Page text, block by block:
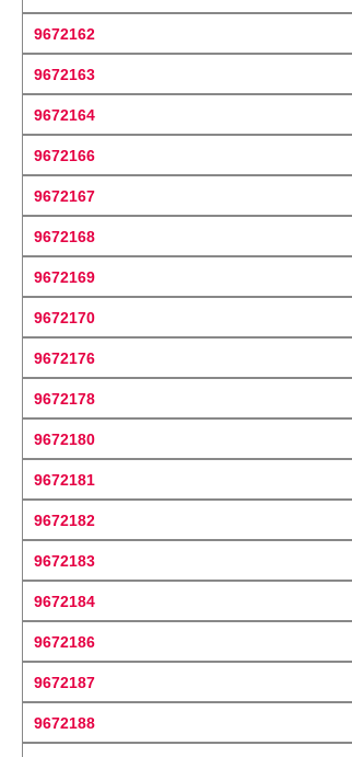
9672162
9672163
9672164
9672166
9672167
9672168
9672169
9672170
9672176
9672178
9672180
9672181
9672182
9672183
9672184
9672186
9672187
9672188